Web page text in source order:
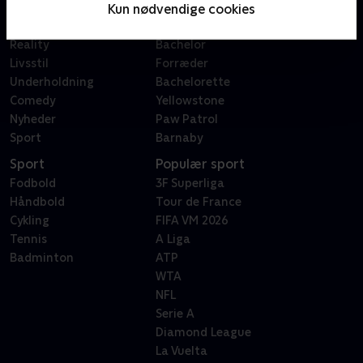
Kun nødvendige cookies
Reality
Livsstil
Underholdning
Comedy
Nyheder
Sport
Sygeplejeskolen
Bachelor
Forræder
Bachelorette
Yellowstone
Paw Patrol
Barnaby
Sport
Fodbold
Håndbold
Cykling
Tennis
Badminton
Populær sport
3F Superliga
Tour de France
FIFA VM 2026
A Liga
ATP
WTA
NFL
Serie A
Diamond League
La Vuelta